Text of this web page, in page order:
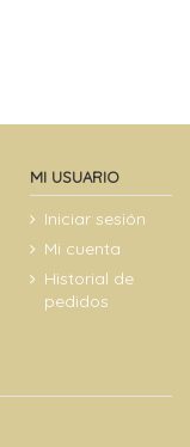
MI USUARIO
Iniciar sesión
Mi cuenta
Historial de
pedidos